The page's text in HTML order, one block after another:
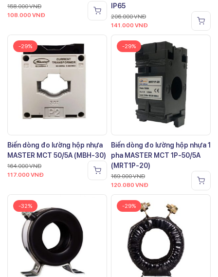
158.000VNĐ
108.000 VNĐ
IP65
206.000VNĐ
141.000 VNĐ
-29%
Biến dòng đo lường hộp nhựa
MASTER MCT 50/5A (MBH-30)
164.000VNĐ
117.000 VNĐ
-29%
Biến dòng đo lường hộp nhựa 1
pha MASTER MCT 1P-50/5A
(MRT1P-20)
169.000VNĐ
120.080 VNĐ
-32% -29%